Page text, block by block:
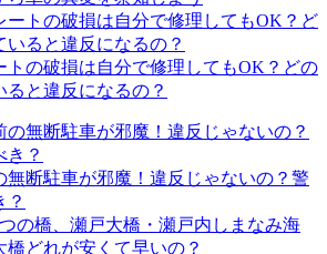
トの破損は自分で修理してもOK？どの
ると違反になるの？
無断駐車が邪魔！違反じゃないの？警
？